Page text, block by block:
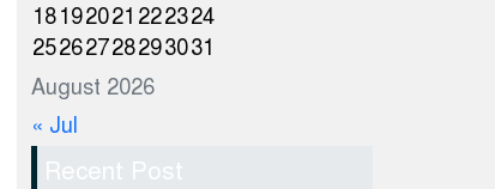
August 2026
18192021 222324
25262728293031
« Jul
Recent Post